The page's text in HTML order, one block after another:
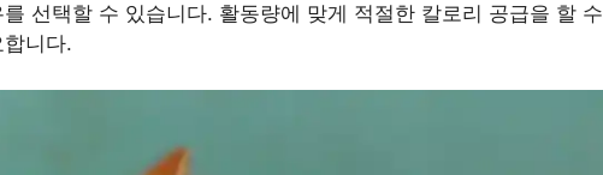
선택할 수 있습니다. 활동량에 맞게 적절한 칼로리 공급을 할 수
니다.